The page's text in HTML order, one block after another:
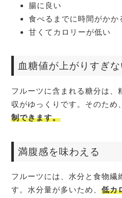
腸に良い
食べるまでに時間がかか
甘くてカロリーが低い
血糖値が上がりすぎな
フルーツに含まれる糖分は、
収がゆっくりです。そのため
制できます。
満腹感を味わえる
フルーツには、水分と食物繊
す。水分量が多いため、低カ